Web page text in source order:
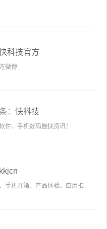
科技官方
微博
： 快科技
件、手机数码最快资讯！
kkjcn
手机开箱、产品体验、应用推